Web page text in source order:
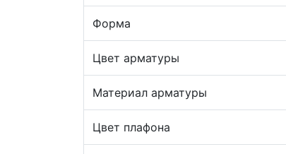
Форма
Цвет арматуры
Материал арматуры
Цвет плафона